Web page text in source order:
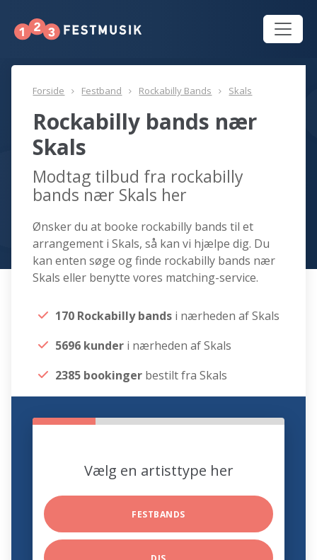
Forside Festband Rockabilly Bands Skals
Rockabilly bands nær
Skals
Modtag tilbud fra rockabilly
bands nær Skals her
Ønsker du at booke rockabilly bands til et
arrangement i Skals, så kan vi hjælpe dig. Du
kan enten søge og finde rockabilly bands nær
Skals eller benytte vores matching-service.
170 Rockabilly bands i nærheden af Skals
5696 kunder i nærheden af Skals
2385 bookinger bestilt fra Skals
Vælg en artisttype her
FESTBANDS